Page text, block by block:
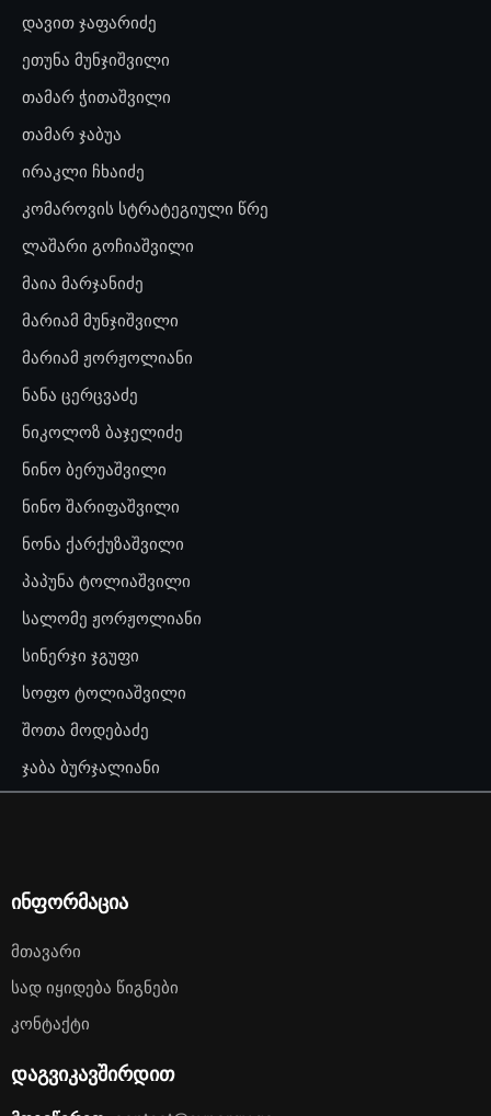
დავით ჯაფარიძე
ეთუნა მუნჯიშვილი
თამარ ჭითაშვილი
თამარ ჯაბუა
ირაკლი ჩხაიძე
კომაროვის სტრატეგიული წრე
ლაშარი გოჩიაშვილი
მაია მარჯანიძე
მარიამ მუნჯიშვილი
მარიამ ჟორჟოლიანი
ნანა ცერცვაძე
ნიკოლოზ ბაჯელიძე
ნინო ბერუაშვილი
ნინო შარიფაშვილი
ნონა ქარქუზაშვილი
პაპუნა ტოლიაშვილი
სალომე ჟორჟოლიანი
სინერჯი ჯგუფი
სოფო ტოლიაშვილი
შოთა მოდებაძე
ჯაბა ბურჯალიანი
ინფორმაცია
Მთავარი
Სად Იყიდება Წიგნები
Კონტაქტი
დაგვიკავშირდით